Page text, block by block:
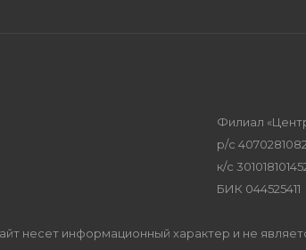
Филиал
р/с
к/с
БИК 044525411
несет информационный характер и не